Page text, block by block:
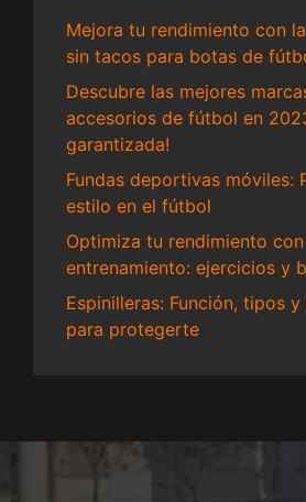
Mejora tu rendimiento con
sin tacos para botas de
Descubre las mejores
accesorios de fútbol en
garantizada!
Fundas deportivas móviles:
estilo en el fútbol
Optimiza tu rendimiento
entrenamiento: ejercicios y
Espinilleras: Función, tipos
para protegerte